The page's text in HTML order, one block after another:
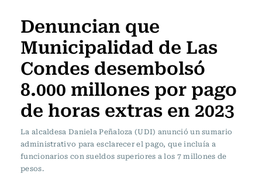
Denuncian que
Municipalidad de Las
Condes desembolsó
8.000 millones por pago
de horas extras en 2023
La alcaldesa Daniela Peñaloza (UDI) anunció un sumario
administrativo para esclarecer el pago, que incluía a
funcionarios con sueldos superiores a los 7 millones de
pesos.